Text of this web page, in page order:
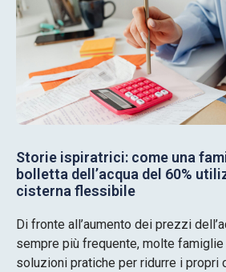
Storie ispiratrici: come una
bolletta dell’acqua del 60%
cisterna flessibile
Di fronte all’aumento dei prezzi
sempre più frequente, molte
soluzioni pratiche per ridurre i propri